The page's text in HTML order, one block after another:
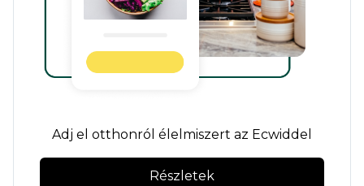
Adj el otthonról élelmiszert az Ecwiddel
Részletek